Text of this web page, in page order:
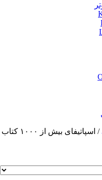
/ اسپاتیفای بیش از ۱۰۰۰ کتاب صوتی اضافه کرد